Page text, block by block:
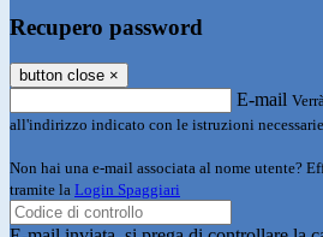
Recupero password
button close ×
E-mail
all'indirizzo indicato con le istruzioni
Non hai una e-mail associata al nome utente?
tramite la Login Spaggiari